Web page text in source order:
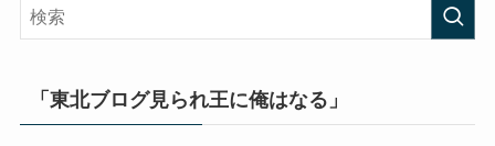
「東北ブログ見られ王に俺はなる」